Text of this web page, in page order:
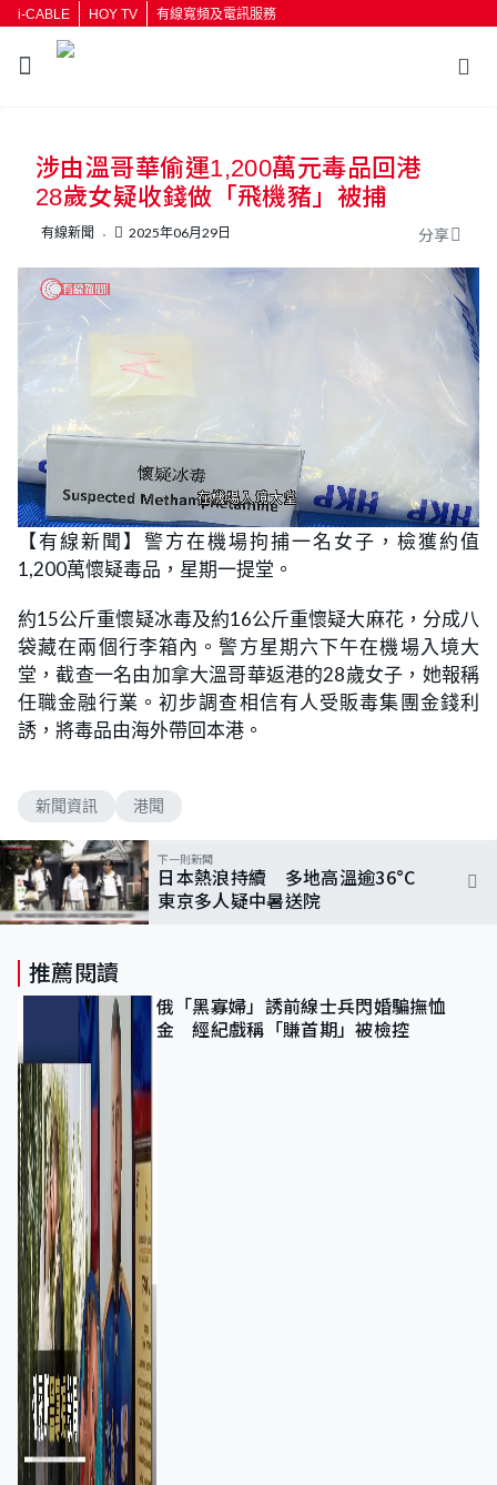
i-CABLE HOY TV 有線寬頻及電訊服務
按輸入鍵開始搜尋
涉由溫哥華偷運1,200萬元毒品回港
28歲女疑收錢做「飛機豬」被捕
有線新聞 2025年06月29日 分享
U
n
m
u
t
e
L
o
a
d
e
d
7
.
1
%
【有線新聞】警方在機場拘捕一名女子，檢獲約值
1,200萬懷疑毒品，星期一提堂。
約15公斤重懷疑冰毒及約16公斤重懷疑大麻花，分成八
袋藏在兩個行李箱內。警方星期六下午在機場入境大
堂，截查一名由加拿大溫哥華返港的28歲女子，她報稱
任職金融行業。初步調查相信有人受販毒集團金錢利
誘，將毒品由海外帶回本港。
新聞資訊 港聞
下一則新聞
日本熱浪持續 多地高溫逾36°C
東京多人疑中暑送院
推薦閱讀
俄「黑寡婦」誘前線士兵閃婚騙撫恤
金 經紀戲稱「賺首期」被檢控